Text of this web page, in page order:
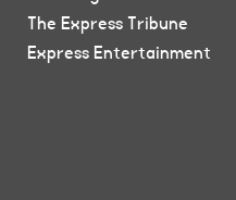
The Express Tribune
Express Entertainment